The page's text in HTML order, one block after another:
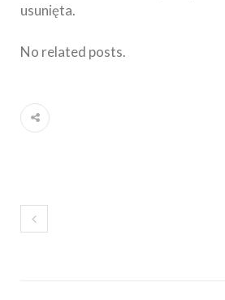
usunięta.
No related posts.